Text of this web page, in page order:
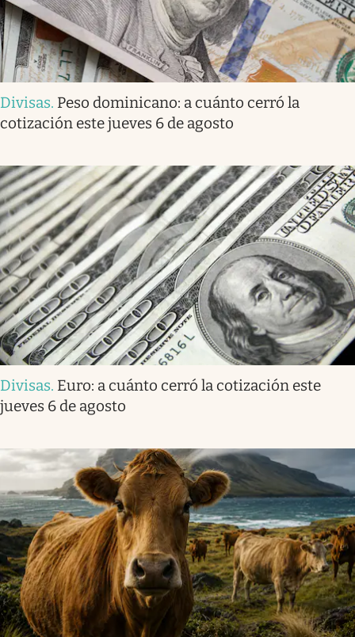
Divisas. Peso dominicano: a cuánto cerró la
cotización este jueves 6 de agosto
Divisas. Euro: a cuánto cerró la cotización este
jueves 6 de agosto